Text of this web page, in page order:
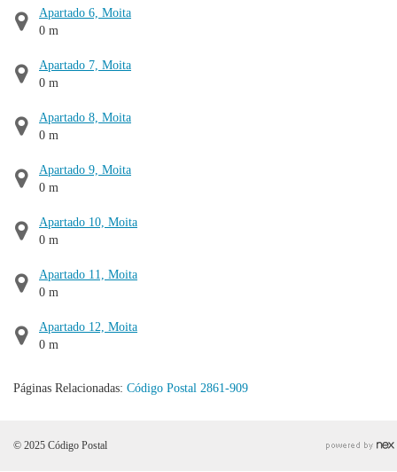
Apartado 6, Moita
0 m
Apartado 7, Moita
0 m
Apartado 8, Moita
0 m
Apartado 9, Moita
0 m
Apartado 10, Moita
0 m
Apartado 11, Moita
0 m
Apartado 12, Moita
0 m
Páginas Relacionadas: Código Postal 2861-909
© 2025 Código Postal